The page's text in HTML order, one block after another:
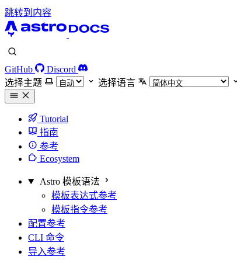
跳转到内容
GitHub
Discord
选择主题
选择语言
Tutorial
指南
参考
Ecosystem
Astro 模板语法
模板表达式参考
模板指令参考
配置参考
CLI 命令
导入参考